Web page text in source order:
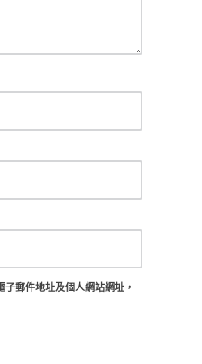
子郵件地址及個人網站網址，